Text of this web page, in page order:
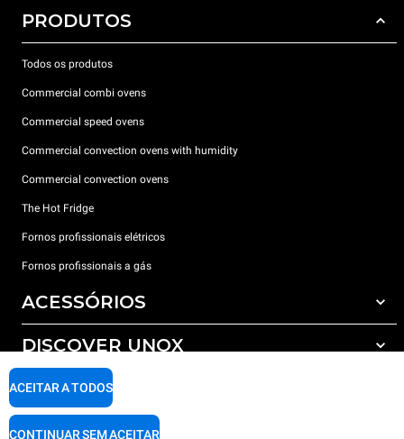
PRODUTOS
Todos os produtos
Commercial combi ovens
Commercial speed ovens
Commercial convection ovens with humidity
Commercial convection ovens
The Hot Fridge
Fornos profissionais elétricos
Fornos profissionais a gás
ACESSÓRIOS
Todos os acessórios
Detergents for automatic washing
Detergents for manual washing
Water treatment with resin filters
DISCOVER UNOX
Os nossos escritórios no mundo
SUPPORT
Garantia Unox
ACEITAR A TODOS
CONTINUAR SEM ACEITAR